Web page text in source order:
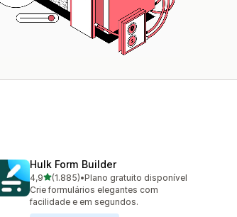
Hulk Form Builder
4,9de 5 estrelas
(1.885)
1885 avaliações ao todo
•Plano gratuito disponível
Crie formulários elegantes com
facilidade e em segundos.